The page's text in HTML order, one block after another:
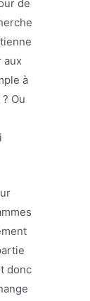
de
aux
à
Ou
donc